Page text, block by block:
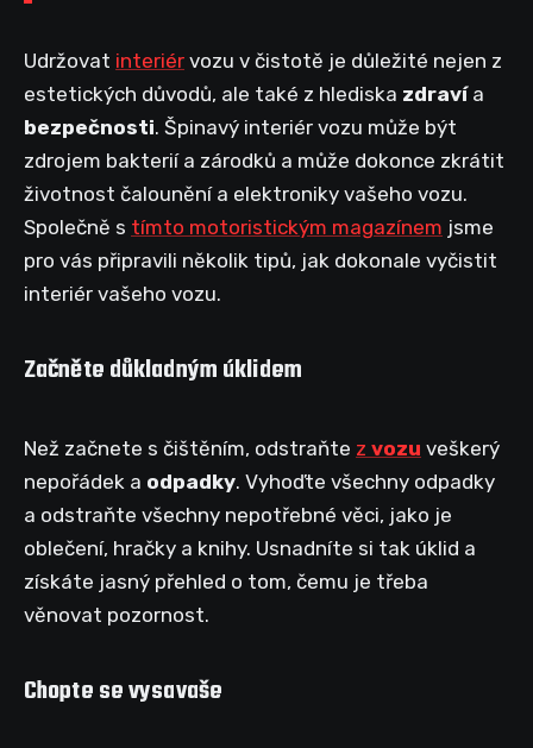
Udržovat interiér vozu v čistotě je důležité nejen z
estetických důvodů, ale také z hlediska zdravía
bezpečnosti. Špinavý interiér vozu může být
zdrojem bakterií a zárodků a může dokonce zkrátit
životnost čalounění a elektroniky vašeho vozu.
Společně s tímto motoristickým magazínem jsme
pro vás připravili několik tipů, jak dokonale vyčistit
interiér vašeho vozu.
Začněte důkladným úklidem
Než začnete s čištěním, odstraňte z vozu veškerý
nepořádek a odpadky. Vyhoďte všechny odpadky
a odstraňte všechny nepotřebné věci, jako je
oblečení, hračky a knihy. Usnadníte si tak úklid a
získáte jasný přehled o tom, čemu je třeba
věnovat pozornost.
Chopte se vysavaše